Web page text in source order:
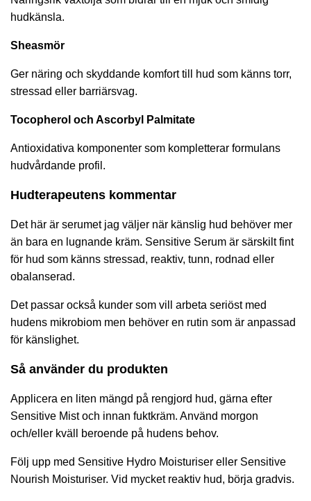
hudkänsla.
Sheasmör
Ger näring och skyddande komfort till hud som känns torr,
stressad eller barriärsvag.
Tocopherol och Ascorbyl Palmitate
Antioxidativa komponenter som kompletterar formulans
hudvårdande profil.
Hudterapeutens kommentar
Det här är serumet jag väljer när känslig hud behöver mer
än bara en lugnande kräm. Sensitive Serum är särskilt fint
för hud som känns stressad, reaktiv, tunn, rodnad eller
obalanserad.
Det passar också kunder som vill arbeta seriöst med
hudens mikrobiom men behöver en rutin som är anpassad
för känslighet.
Så använder du produkten
Applicera en liten mängd på rengjord hud, gärna efter
Sensitive Mist och innan fuktkräm. Använd morgon
och/eller kväll beroende på hudens behov.
Följ upp med Sensitive Hydro Moisturiser eller Sensitive
Nourish Moisturiser. Vid mycket reaktiv hud, börja gradvis.